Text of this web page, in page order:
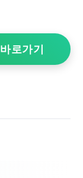
로가기